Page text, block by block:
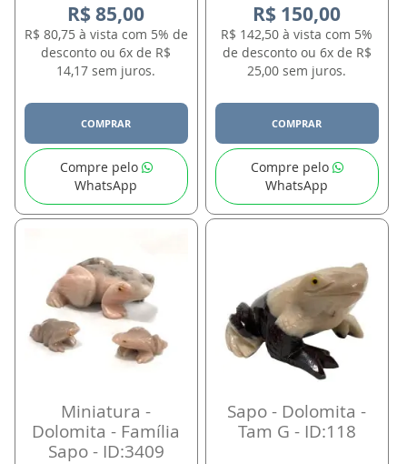
R$ 85,00
R$ 80,75 à vista com 5% de
desconto ou 6x de R$
14,17 sem juros.
COMPRAR
Compre pelo
WhatsApp
R$ 150,00
R$ 142,50 à vista com 5%
de desconto ou 6x de R$
25,00 sem juros.
COMPRAR
Compre pelo
WhatsApp
Miniatura -
Dolomita - Família
Sapo - ID:3409
Sapo - Dolomita -
Tam G - ID:118